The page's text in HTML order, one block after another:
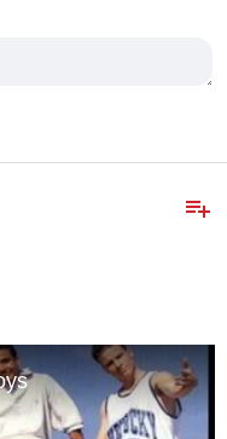
playlist_add